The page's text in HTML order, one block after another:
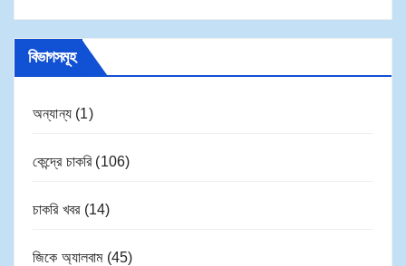
বিভাগসমূহ
অন্যান্য (1)
কেন্দ্রে চাকরি(106)
চাকরি খবর(14)
জিকে অ্যালবাম(45)